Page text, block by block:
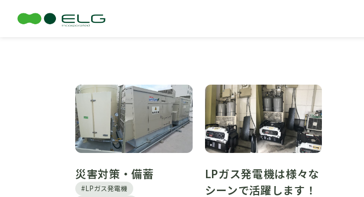
TOPコラム LPガス発電機
災害対策・備蓄
#LPガス発電機
LPガス発電機は様々な
シーンで活躍します！